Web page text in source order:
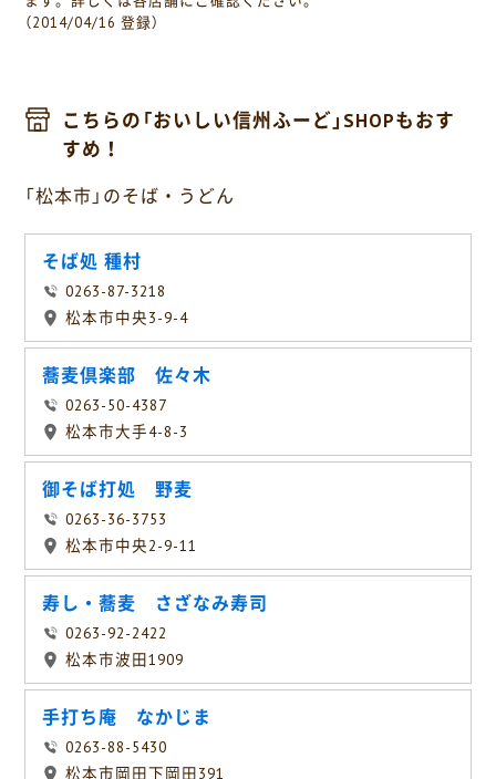
（2014/04/16 登録）
こちらの「おいしい信州ふーど」SHOPもおす
すめ！
「松本市」のそば・うどん
そば処 種村
0263-87-3218
松本市中央3-9-4
蕎麦倶楽部 佐々木
0263-50-4387
松本市大手4-8-3
御そば打処 野麦
0263-36-3753
松本市中央2-9-11
寿し・蕎麦 さざなみ寿司
0263-92-2422
松本市波田1909
手打ち庵 なかじま
0263-88-5430
松本市岡田下岡田391